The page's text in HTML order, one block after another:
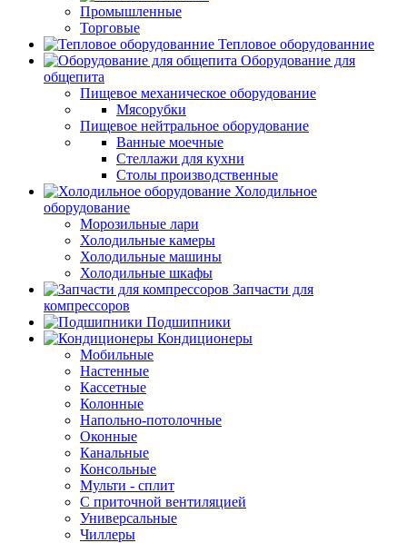
Промышленные
Торговые
Тепловое оборудованние
Оборудование для
общепита
Пищевое механическое оборудование
Мясорубки
Пищевое нейтральное оборудование
Ванные моечные
Стеллажи для кухни
Столы производственные
Холодильное
оборудование
Морозильные лари
Холодильные камеры
Холодильные машины
Холодильные шкафы
Запчасти для
компрессоров
Подшипники
Кондиционеры
Мобильные
Настенные
Кассетные
Колонные
Напольно-потолочные
Оконные
Канальные
Консольные
Мульти - сплит
С приточной вентиляцией
Универсальные
Чиллеры